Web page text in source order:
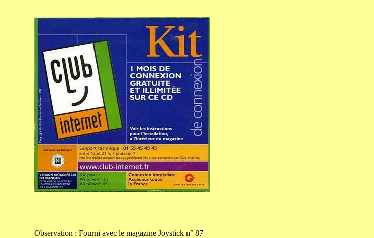
Observation : Fourni avec le magazine Joystick n° 87